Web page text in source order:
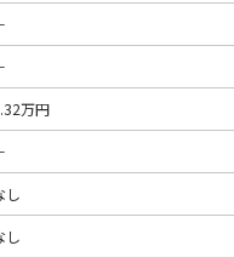
万円
し
し